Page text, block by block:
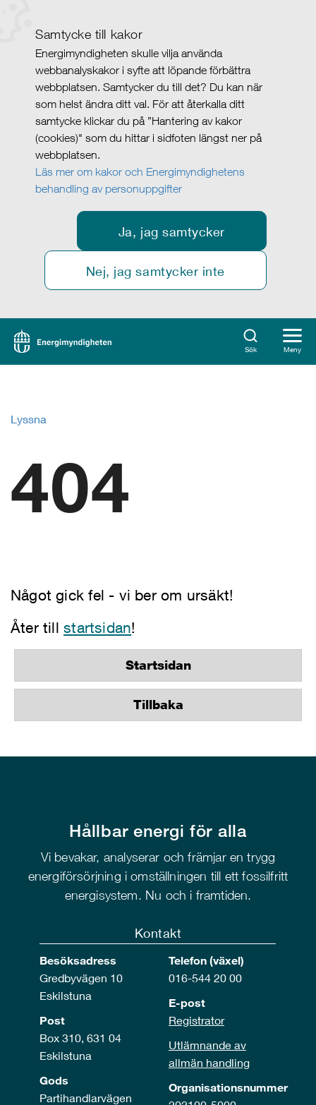
Samtycke till kakor
Energimyndigheten skulle vilja använda
webbanalyskakor i syfte att löpande förbättra
webbplatsen. Samtycker du till det? Du kan när
som helst ändra ditt val. För att återkalla ditt
samtycke klickar du på ”Hantering av kakor
(cookies)" som du hittar i sidfoten längst ner på
webbplatsen.
Läs mer om kakor och Energimyndighetens
behandling av personuppgifter
Ja, jag samtycker
Nej, jag samtycker inte
Sök Meny
Lyssna
404
Något gick fel - vi ber om ursäkt!
Åter tillstartsidan!
Startsidan
Tillbaka
Hållbar energi för alla
Vi bevakar, analyserar och främjar en trygg
energiförsörjning i omställningen till ett fossilfritt
energisystem. Nu och i framtiden.
Kontakt
Besöksadress
Gredbyvägen 10
Eskilstuna
Post
Box 310, 631 04
Eskilstuna
Gods
Partihandlarvägen
Telefon (växel)
016-544 20 00
E-post
Registrator
Utlämnande av
allmän handling
Organisationsnummer